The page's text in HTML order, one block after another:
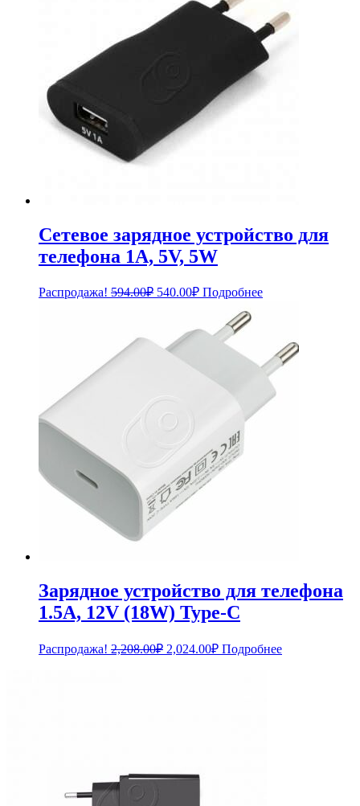
Сетевое зарядное устройство для
телефона 1A, 5V, 5W
Распродажа! 594.00₽ Первоначальная
594.00₽.
540.00₽Текущая
540.00₽.
Подробнее
Зарядное устройство для телефона
1.5A, 12V (18W) Type-C
Распродажа! 2,208.00₽ Первоначальная
2,024.00₽Текущая
цена:
Подробнее